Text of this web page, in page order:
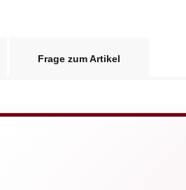
Frage zum Artikel